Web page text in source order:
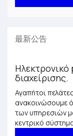
最新公告
διαχείρισης.
Αγαπήτοι
ανακοινώσουμε
των υπηρεσιών
κεντρικό